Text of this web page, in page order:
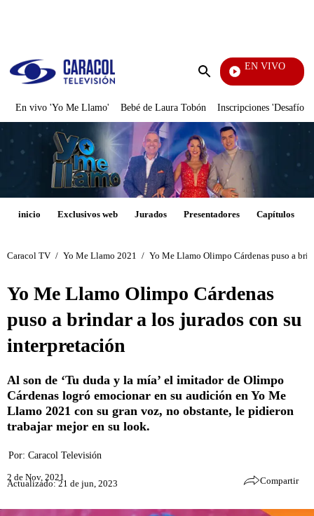
Enviar
EN VIVO
También Caerás
En vivo 'Yo Me Llamo' Bebé de Laura Tobón Inscripciones 'Desafío'
inicio Exclusivos web Jurados Presentadores Capítulos
Caracol TV / Yo Me Llamo 2021 / Yo Me Llamo Olimpo Cárdenas puso a
Yo Me Llamo Olimpo Cárdenas
puso a brindar a los jurados con su
interpretación
Al son de ‘Tu duda y la mía’ el imitador de Olimpo
Cárdenas logró emocionar en su audición en Yo Me
Llamo 2021 con su gran voz, no obstante, le pidieron
trabajar mejor en su look.
Por: Caracol Televisión
2 de Nov, 2021
Actualizado: 21 de jun, 2023 Compartir